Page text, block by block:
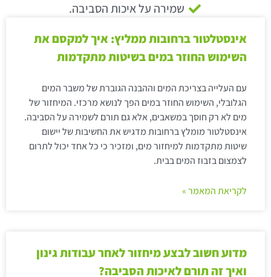
שמירה על איכות הסביבה.
אינסטלטור ברחובות ממליץ: איך למקסם את
השימוש החוזר במים בשיטות מתקדמות
עם העלייה בצריכת המים וההבנה הגוברת של משבר המים
הגלובלי, השימוש החוזר במים הפך לנושא מרכזי. המיחזור של
מים לא רק חוסך במשאבים, אלא גם תורם לשמירה על הסביבה.
אינסטלטור מומלץ ברחובות מדגיש את החשיבות של יישום
שיטות מתקדמות למיחזור מים, ומזכיר כי כל אחד יכול לתרום
לצמצום בזבוז המים בבית.
לקריאת המאמר »
מדוע חשוב לבצע מיחזור לאחר עבודות גינון
ואיך זה תורם לאיכות הסביבה?